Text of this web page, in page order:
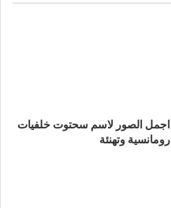
اجمل الصور لاسم سحتوت خلفيات
رومانسية وتهنئة